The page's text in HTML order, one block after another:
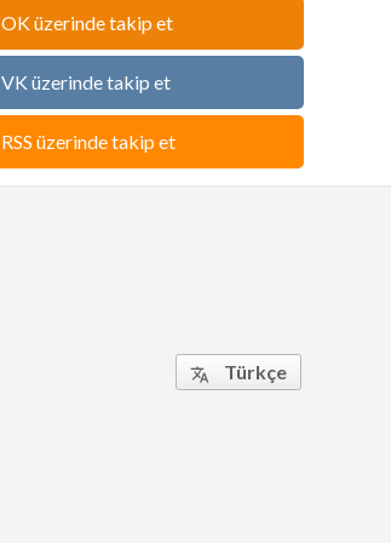
OK üzerinde takip et
VK üzerinde takip et
RSS üzerinde takip et
 Türkçe